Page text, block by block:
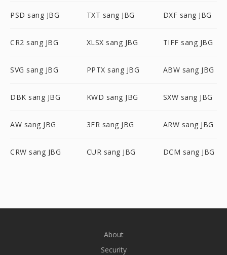
PSD sang JBG TXT sang JBG DXF sang JBG
CR2 sang JBG XLSX sang JBG TIFF sang JBG
SVG sang JBG PPTX sang JBG ABW sang JBG
DBK sang JBG KWD sang JBG SXW sang JBG
AW sang JBG 3FR sang JBG ARW sang JBG
CRW sang JBG CUR sang JBG DCM sang JBG
About
Security